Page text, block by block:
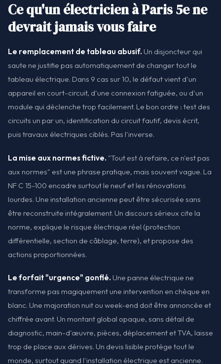
Ce qu'un électricien à Paris 5e ne
devrait jamais vous faire
Le remplacement de tableau abusif. Un disjoncteur qui
saute ne justifie pas automatiquement de changer tout le
tableau électrique. Dans 9 cas sur 10, le défaut vient d'un
appareil en court-circuit, d'une connexion fatiguée, ou d'un
module qui déclenche trop facilement. Le bon ordre : test des
circuits un par un, identification du circuit fautif, devis écrit,
puis travaux électriques ciblés. Pas l'inverse.
La mise aux normes fictive. "Tout est à refaire, ce n'est pas
aux normes" est une phrase pratique, mais souvent vague. La
NF C 15-100 encadre surtout le neuf et les rénovations
lourdes. Une installation ancienne peut être sécurisée sans
être reconstruite intégralement. Un discours sérieux cite la
norme, explique le risque électrique réel (protection
différentielle, section de câblage, terre), et propose des
actions proportionnées.
Le forfait "urgence" gonflé. Une panne électrique ne
transforme pas magiquement une intervention en chèque en
blanc. Une majoration nuit ou week-end doit être annoncée et
chiffrée avant. Un montant global opaque, sans détail de
diagnostic, main-d'œuvre, pièces, déplacement et TVA, laisse
trop de place aux dérives. Un devis lisible protège tout le
monde, surtout quand l'installation électrique est ancienne.